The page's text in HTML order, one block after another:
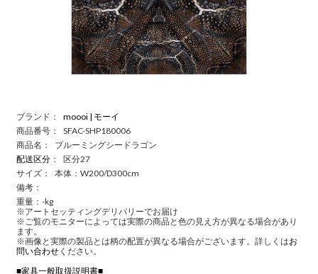
ブランド：
moooi | モーイ
商品番号：
SFAC-SHP180006
商品名：
ブルーミングシードラゴン
配送区分 ：
区分27
サイズ：
本体：W200/D300cm
備考：
重量：-kg
※アートセッティングデリバリーでお届け
※ご覧のモニターによっては実際の商品と色の見え方が異なる場合があり
ます。
※画像と実際の製品とは柄の配置が異なる場合がございます。詳しくはお
問い合わせ ください。
■家具一般取扱説明書■